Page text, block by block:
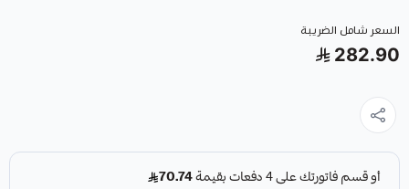
السعر شامل الضريبة
282.90